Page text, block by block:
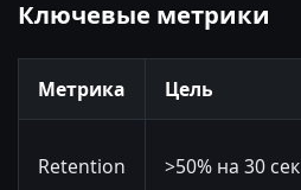
Ключевые метрики
Метрика Цель
Retention >50% на 30 сек